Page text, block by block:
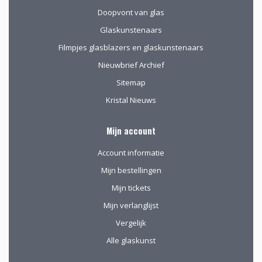
Doopvont van glas
Glaskunstenaars
Filmpjes glasblazers en glaskunstenaars
Nieuwbrief Archief
Sitemap
Kristal Nieuws
Mijn account
Account informatie
Mijn bestellingen
Mijn tickets
Mijn verlanglijst
Vergelijk
Alle glaskunst